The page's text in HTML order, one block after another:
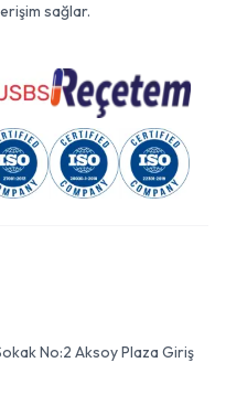
sağlar.
No:2 Aksoy Plaza Giriş